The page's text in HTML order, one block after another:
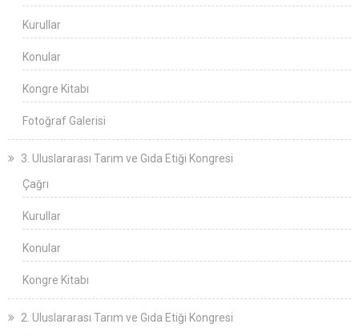
Kurullar
Konular
Kongre Kitabı
Fotoğraf Galerisi
3. Uluslararası Tarım ve Gıda Etiği Kongresi
Çağrı
Kurullar
Konular
Kongre Kitabı
2. Uluslararası Tarım ve Gıda Etiği Kongresi